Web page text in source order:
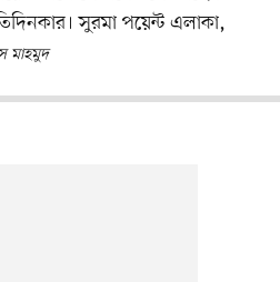
সুরমা পয়েন্ট এলাকা,
মাহমুদ